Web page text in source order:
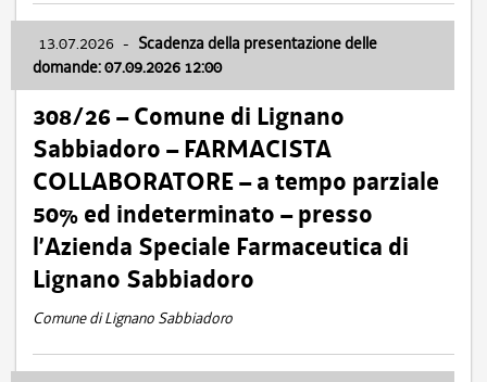
13.07.2026 - Scadenza della presentazione delle
domande: 07.09.2026 12:00
308/26 – Comune di Lignano
Sabbiadoro – FARMACISTA
COLLABORATORE – a tempo parziale
50% ed indeterminato – presso
l’Azienda Speciale Farmaceutica di
Lignano Sabbiadoro
Comune di Lignano Sabbiadoro